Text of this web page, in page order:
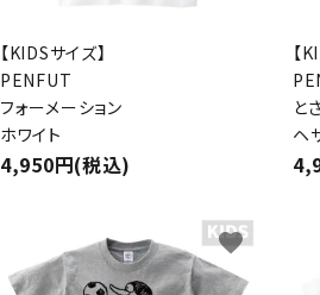
【KIDSサイズ】
PENFUT
フォーメーション
ホワイト
4,950円(税込)
【
と
ヘ
favorite